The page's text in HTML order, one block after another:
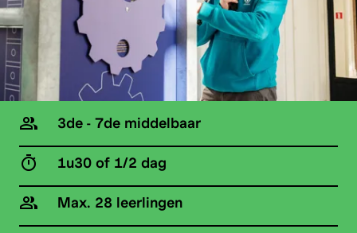
3de - 7de middelbaar
1u30 of 1/2 dag
Max. 28 leerlingen